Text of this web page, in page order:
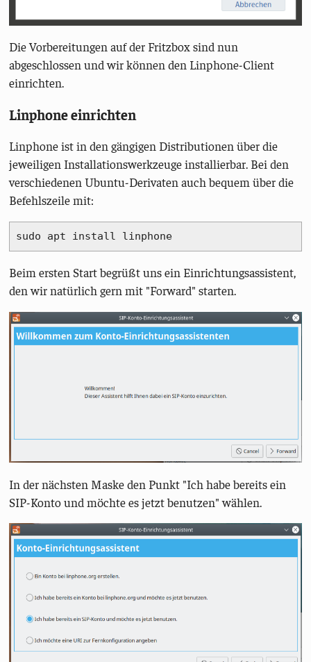
Die Vorbereitungen auf der Fritzbox sind nun
abgeschlossen und wir können den Linphone-Client
einrichten.
Linphone einrichten
Linphone ist in den gängigen Distributionen über die
jeweiligen Installationswerkzeuge installierbar. Bei den
verschiedenen Ubuntu-Derivaten auch bequem über die
Befehlszeile mit:
sudo apt install linphone
Beim ersten Start begrüßt uns ein Einrichtungsassistent,
den wir natürlich gern mit "Forward" starten.
In der nächsten Maske den Punkt "Ich habe bereits ein
SIP-Konto und möchte es jetzt benutzen" wählen.